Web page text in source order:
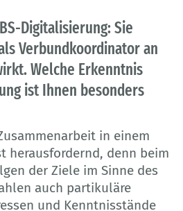
Digitalisierung: Sie
Verbundkoordinator an
Welche Erkenntnis
ist Ihnen besonders
in einem
herausfordernd, denn beim
der Ziele im Sinne des
auch partikuläre
und Kenntnisstände